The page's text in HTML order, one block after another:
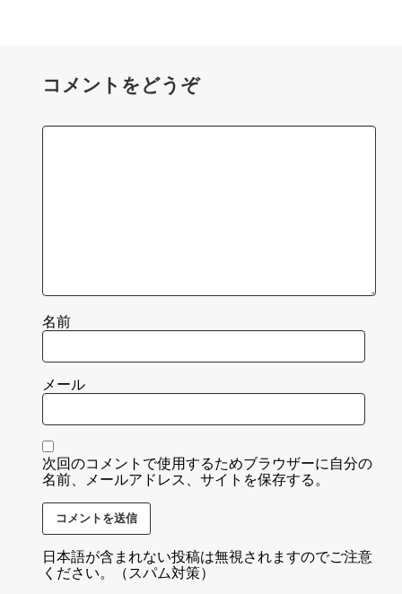
コメントをどうぞ
名前
メール
次回のコメントで使用するためブラウザーに自分の
名前、メールアドレス、サイトを保存する。
日本語が含まれない投稿は無視されますのでご注意
ください。（スパム対策）